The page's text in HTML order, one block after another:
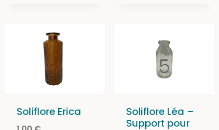
Soliflore Erica
Soliflore Léa –
Support pour